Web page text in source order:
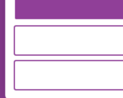
Hittar du
din
Vi utför alla olika